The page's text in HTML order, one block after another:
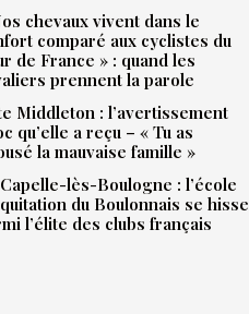
chevaux vivent dans le
comparé aux cyclistes du
de France » : quand les
prennent la parole
Middleton : l’avertissement
qu’elle a reçu – « Tu as
la mauvaise famille »
lès-Boulogne : l’école
du Boulonnais se hisse
l’élite des clubs français